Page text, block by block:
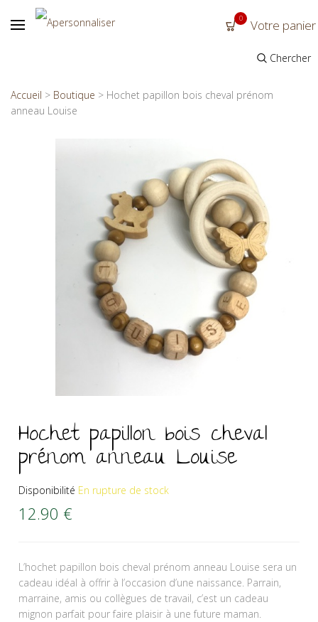
0 Votre panier
Chercher
Accueil > Boutique > Hochet papillon bois cheval prénom
anneau Louise
Hochet papillon bois cheval
prénom anneau Louise
Disponibilité En rupture de stock
12.90 €
L’hochet papillon bois cheval prénom anneau Louise sera un
cadeau idéal à offrir à l’occasion d’une naissance. Parrain,
marraine, amis ou collègues de travail, c’est un cadeau
mignon parfait pour faire plaisir à une future maman.